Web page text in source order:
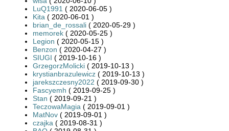
LuQ1991 ( 2020-06-05 )
Kita ( 2020-06-01 )
brian_de_rossali ( 2020-05-29 )
memorek ( 2020-05-25 )
Legion ( 2020-05-15 )
Benzon ( 2020-04-27 )
SIUGI ( 2019-10-16 )
GrzegorzMolicki ( 2019-10-13 )
krystianbrazulewicz ( 2019-10-13 )
jarekszczesny2022 ( 2019-09-30 )
Fascyemh ( 2019-09-25 )
Stan ( 2019-09-21 )
TeczowaMagia ( 2019-09-01 )
MatNov ( 2019-09-01 )
czajka ( 2019-08-31 )